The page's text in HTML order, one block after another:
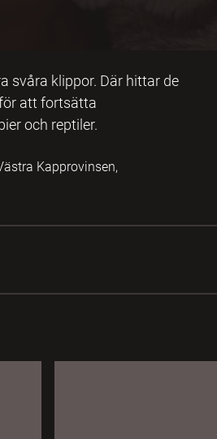
svåra klippor. Där hittar de
att fortsätta
och reptiler.
Kapprovinsen,